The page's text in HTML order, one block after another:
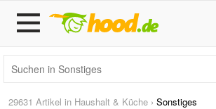
29631 Artikel in Haushalt & Küche › Sonstiges